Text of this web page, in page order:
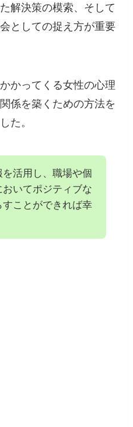
解決策の模索、そして
としての捉え方が重要
かってくる女性の心理
係を築くための方法を
た。
を活用し、職場や個
おいてポジティブな
ことができれば幸